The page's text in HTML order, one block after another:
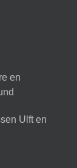
en
Ulft en